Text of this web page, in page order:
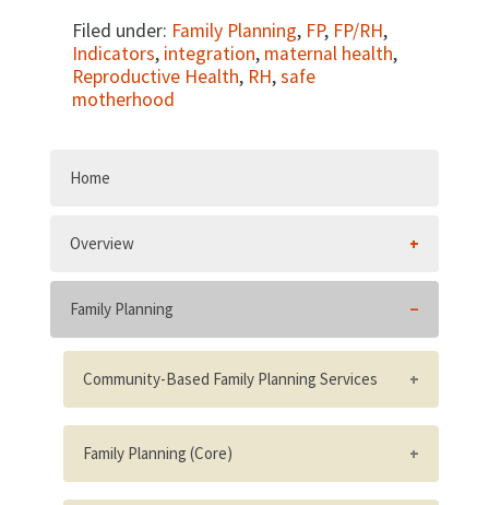
Filed under: Family Planning, FP, FP/RH,
Indicators, integration, maternal health,
Reproductive Health, RH,safe
motherhood
Home
Overview
Family Planning
Community-Based Family Planning Services
Number of community-based family
planning providers trained
Percent of population living within two
Family Planning (Core)